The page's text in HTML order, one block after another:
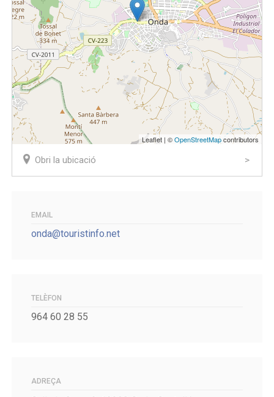
Leaflet | ©OpenStreetMapcontributors
Obri la ubicació
EMAIL
onda@touristinfo.net
TELÈFON
964 60 28 55
ADREÇA